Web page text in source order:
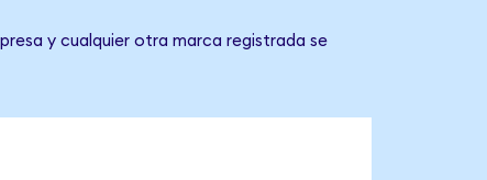
y cualquier otra marca registrada se